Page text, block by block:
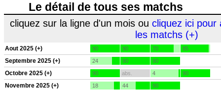
Le détail de tous ses matchs
cliquez sur la ligne d'un mois ou cliquez ici pour
les matchs (+)
Aout 2025 (+) 90 90 70 85
Septembre 2025 (+) 24 90 90
Octobre 2025 (+) 90 abs. 4 90
Novembre 2025 (+) 18 44 90